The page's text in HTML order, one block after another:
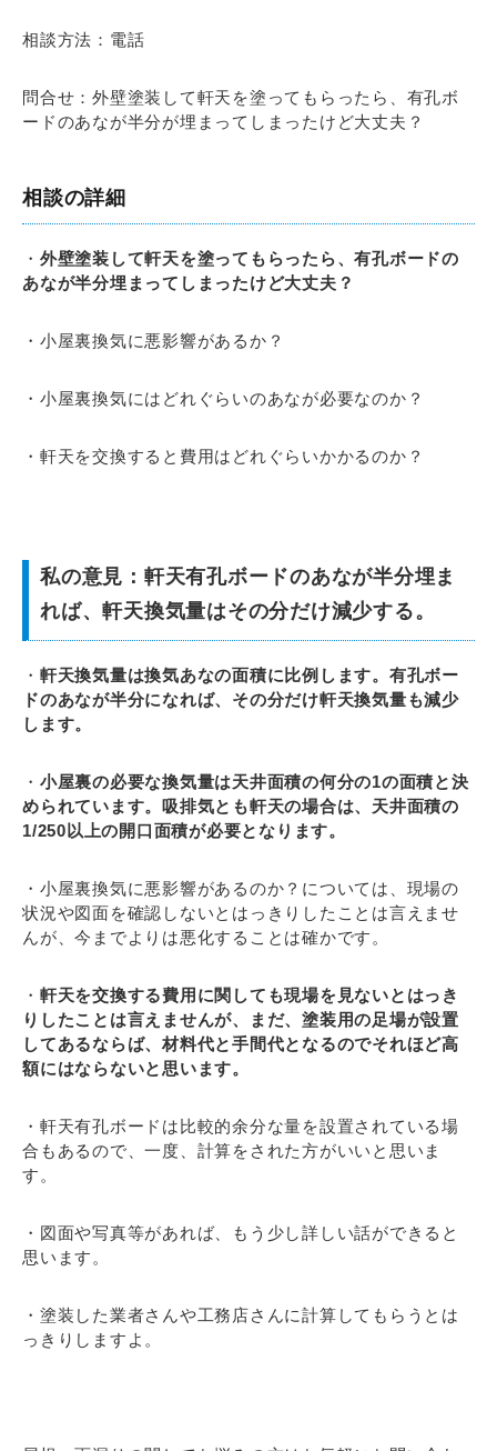
相談方法：電話
問合せ：外壁塗装して軒天を塗ってもらったら、有孔ボ
ードのあなが半分が埋まってしまったけど大丈夫？
相談の詳細
・ 外壁塗装して軒天を塗ってもらったら、有孔ボードの
あなが半分埋まってしまったけど大丈夫？
・小屋裏換気に悪影響があるか？
・小屋裏換気にはどれぐらいのあなが必要なのか？
・軒天を交換すると費用はどれぐらいかかるのか？
私の意見：軒天有孔ボードのあなが半分埋ま
れば、軒天換気量はその分だけ減少する。
・ 軒天換気量は換気あなの面積に比例します。有孔ボー
ドのあなが半分になれば、その分だけ軒天換気量も減少
します。
・ 小屋裏の必要な換気量は天井面積の何分の1の面積と決
められています。吸排気とも軒天の場合は、天井面積の
1/250以上の開口面積が必要となります。
・小屋裏換気に悪影響があるのか？については、現場の
状況や図面を確認しないとはっきりしたことは言えませ
んが、今までよりは悪化することは確かです。
・ 軒天を交換する費用に関しても現場を見ないとはっき
りしたことは言えませんが、まだ、塗装用の足場が設置
してあるならば、材料代と手間代となるのでそれほど高
額にはならないと思います。
・軒天有孔ボードは比較的余分な量を設置されている場
合もあるので、一度、計算をされた方がいいと思いま
す。
・図面や写真等があれば、もう少し詳しい話ができると
思います。
・塗装した業者さんや工務店さんに計算してもらうとは
っきりしますよ。